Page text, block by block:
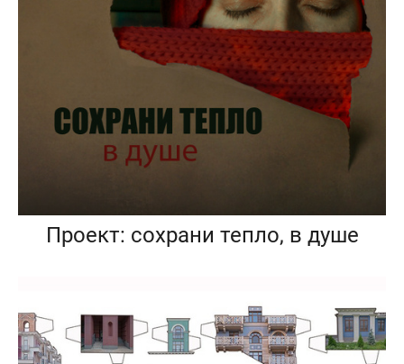
Проект: сохрани тепло, в душе